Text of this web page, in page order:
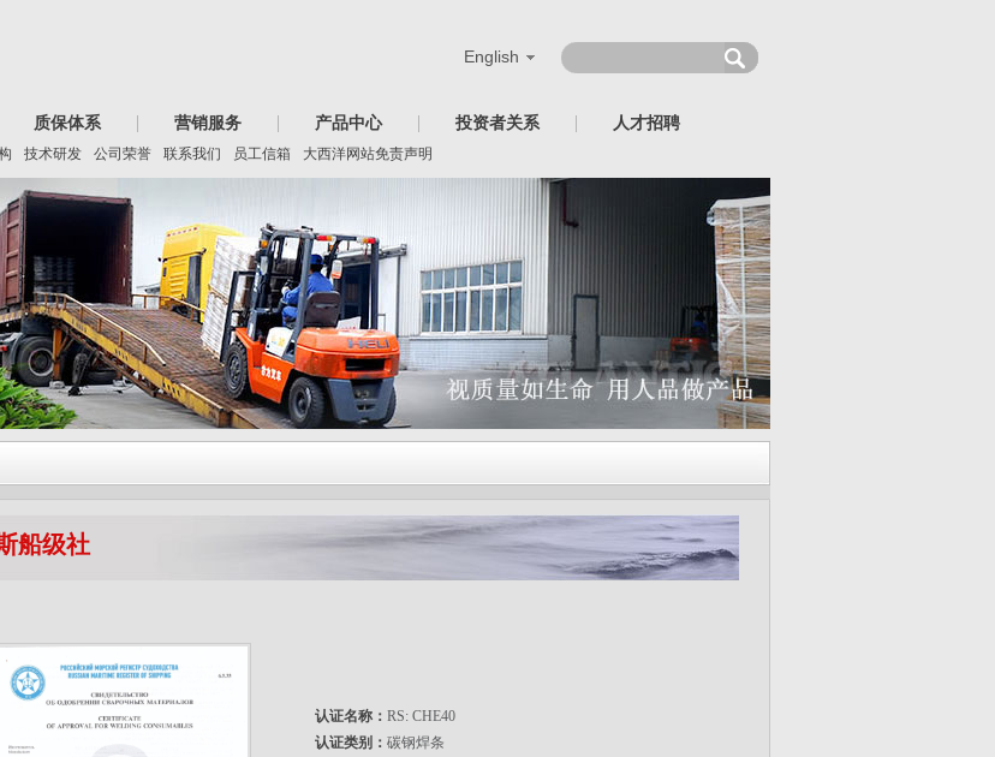
English
质保体系 营销服务 产品中心 投资者关系 人才招聘
技术研发 公司荣誉 联系我们 员工信箱 大西洋网站免责声明
船级社
认证名称： RS: CHE40
认证类别： 碳钢焊条